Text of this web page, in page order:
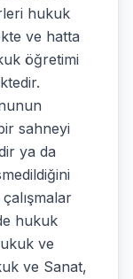
hukuk
ve hatta
öğretimi
sahneyi
ya da
hukuk
ve
ve Sanat,